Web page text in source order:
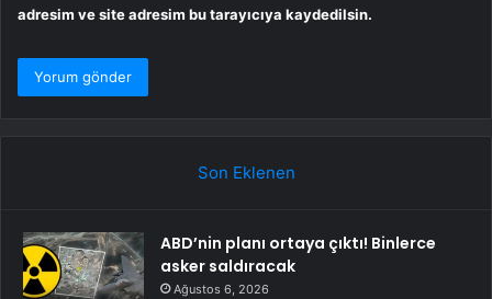
adresim ve site adresim bu tarayıcıya kaydedilsin.
Son Eklenen
ABD’nin planı ortaya çıktı! Binlerce
asker saldıracak
Ağustos 6, 2026